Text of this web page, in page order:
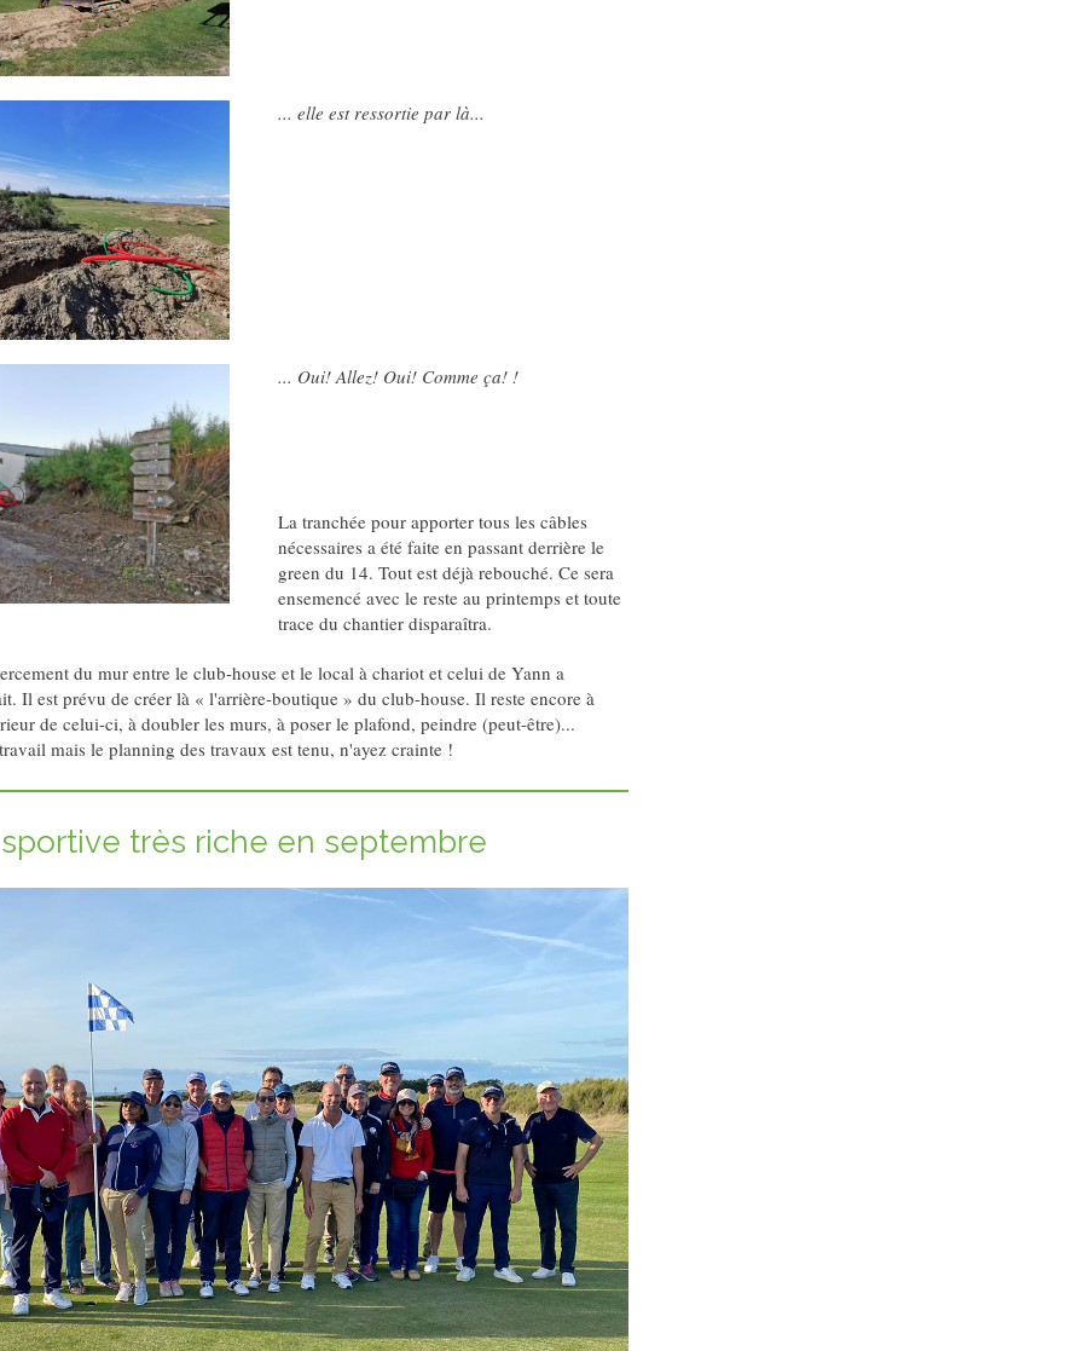
... elle est ressortie par là...
... Oui! Allez! Oui! Comme ça! !
La tranchée pour apporter tous les câbles
nécessaires a été faite en passant derrière le
green du 14. Tout est déjà rebouché. Ce sera
ensemencé avec le reste au printemps et toute
trace du chantier disparaîtra.
du mur entre le club-house et le local à chariot et celui de Yann a
Il est prévu de créer là « l'arrière-boutique » du club-house. Il reste encore à
de celui-ci, à doubler les murs, à poser le plafond, peindre (peut-être)...
mais le planning des travaux est tenu, n'ayez crainte !
très riche en septembre